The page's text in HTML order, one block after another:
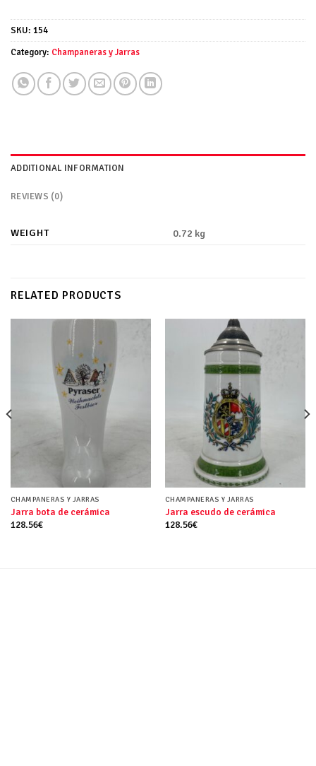
SKU: 154
Category: Champaneras y Jarras
ADDITIONAL INFORMATION
REVIEWS (0)
WEIGHT 0.72 kg
RELATED PRODUCTS
CHAMPANERAS Y JARRAS
Jarra bota de cerámica
128.56€
CHAMPANERAS Y JARRAS
Jarra escudo de cerámica
128.56€